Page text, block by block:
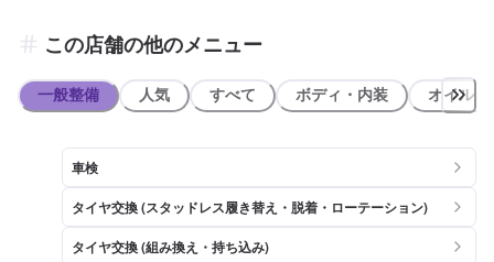
この店舗の他のメニュー
一般整備 人気 すべて ボディ・内装 オイル類
車検
タイヤ交換 (スタッドレス履き替え・脱着・ローテーション)
タイヤ交換 (組み換え・持ち込み)